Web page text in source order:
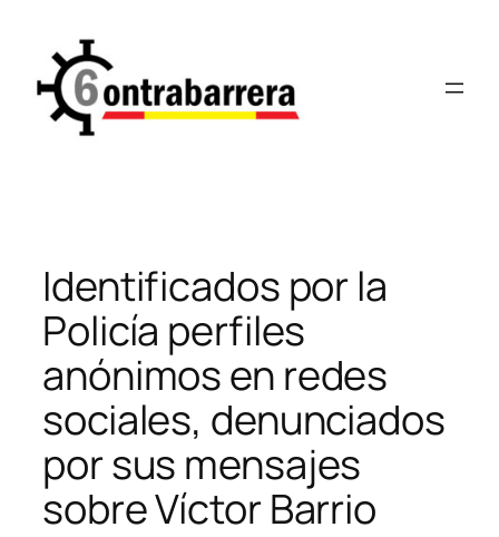
contenido
Identificados por la
Policía perfiles
anónimos en redes
sociales, denunciados
por sus mensajes
sobre Víctor Barrio